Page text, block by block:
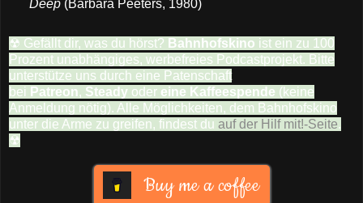
Deep(Barbara Peeters, 1980)
☢ Gefällt dir, was du hörst? Bahnhofskino ist ein zu 100
Prozent unabhängiges, werbefreies Podcastprojekt. Bitte
unterstütze uns durch eine Patenschaft
bei Patreon, Steady oder eine Kaffeespende (keine
Anmeldung nötig). Alle Möglichkeiten, dem Bahnhofskino
unter die Arme zu greifen, findest du auf der Hilf mit!-Seite.
☢
Buy me a coffee